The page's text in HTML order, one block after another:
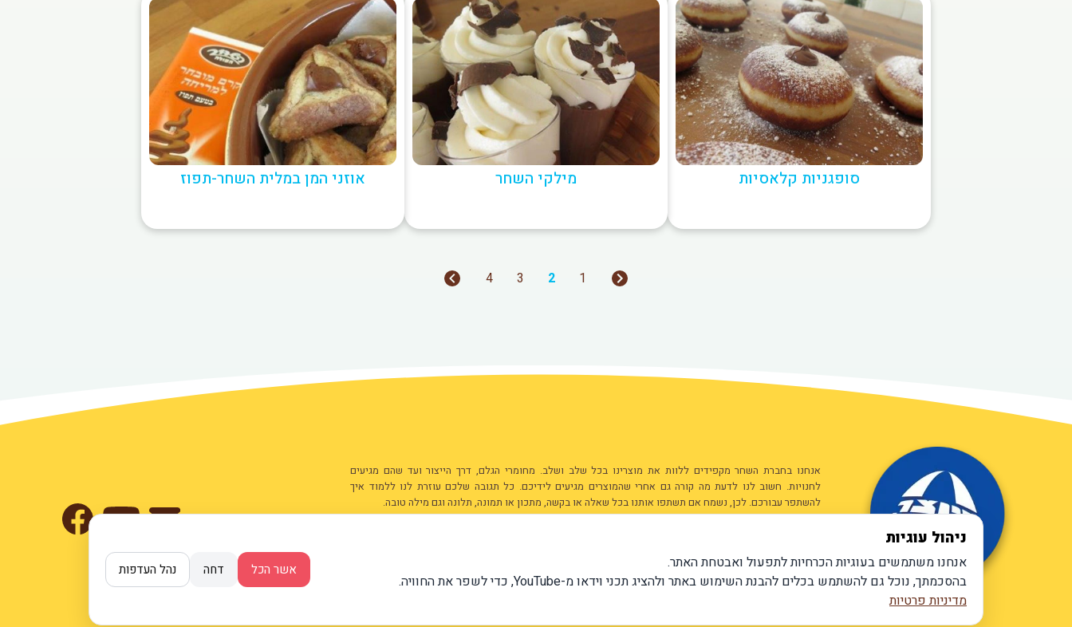
ניהול עוגיות
אנחנו משתמשים בעוגיות הכרחיות לתפעול ואבטחת האתר.
בהסכמתך, נוכל גם להשתמש בכלים להבנת השימוש באתר ולהציג תכני וידאו מ-YouTube, כדי לשפר את החוויה.
מדיניות פרטיות
אשר הכל דחה נהל העדפות
סופגניות קלאסיות מילקי השחר אוזני המן במלית השחר-תפוז
1
2
3
4
אנחנו בחברת השחר מקפידים ללוות את מוצרינו בכל שלב ושלב. מחומרי הגלם, דרך הייצור ועד שהם מגיעים
לחנויות. חשוב לנו לדעת מה קורה גם אחרי שהמוצרים מגיעים לידיכם. כל תגובה שלכם עוזרת לנו ללמוד איך
להשתפר עבורכם. לכן, נשמח אם תשתפו אותנו בכל שאלה או בקשה, מתכון או תמונה, תלונה וגם מילה טובה.
טלפון:04-8726264
פקס: 04-8721287
ניהול עוגיות